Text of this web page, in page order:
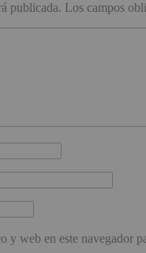
publicada. Los campos
y web en este navegador